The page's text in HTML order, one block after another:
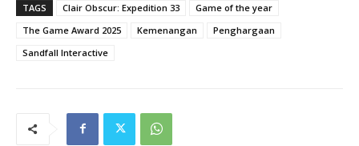
TAGS Clair Obscur: Expedition 33
Game of the year
The Game Award 2025
Kemenangan
Penghargaan
Sandfall Interactive